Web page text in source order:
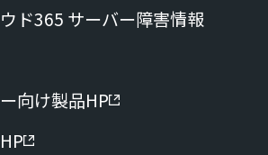
ド365 サーバー障害情報
向け製品HP